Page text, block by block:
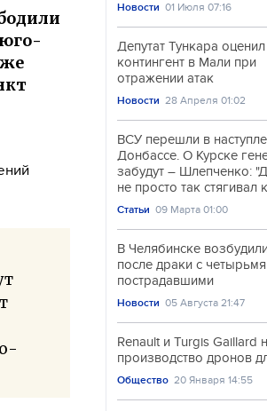
Новости 01 Июля 07:16
Депутат Тункара
контингент в Мали при
отражении атак
Новости 28 Апреля 01:02
ВСУ перешли в
Донбассе. О Курске
забудут – Шлепченко:
не просто так стягивал
Статьи 09 Марта 01:00
В Челябинске
после драки с четырьмя
пострадавшими
Новости 05 Августа 21:47
Renault и Turgis Gaillard
производство дронов
Общество 20 Января 14:55